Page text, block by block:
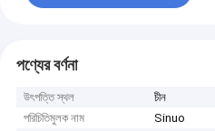
পণ্যের বর্ণনা
উৎপত্তি স্থল
চীন
পরিচিতিমুলক নাম
Sinuo